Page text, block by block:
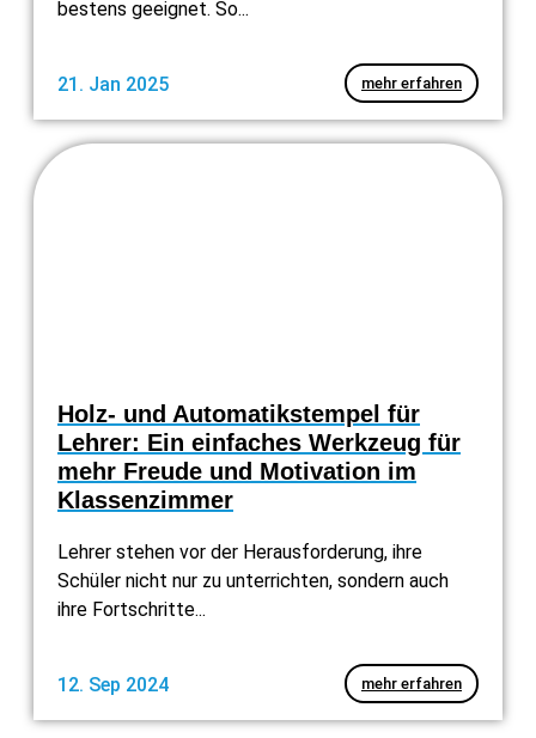
bestens geeignet. So...
21. Jan 2025 mehr erfahren
Holz- und Automatikstempel für
Lehrer: Ein einfaches Werkzeug für
mehr Freude und Motivation im
Klassenzimmer
Lehrer stehen vor der Herausforderung, ihre
Schüler nicht nur zu unterrichten, sondern auch
ihre Fortschritte...
12. Sep 2024 mehr erfahren